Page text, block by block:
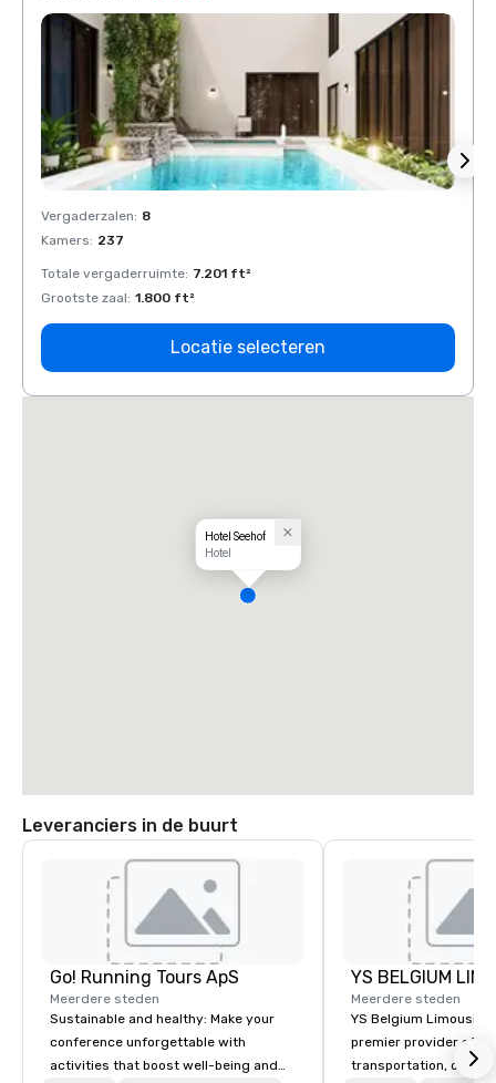
Vergaderzalen: 8
Kamers: 237
Totale vergaderruimte: 7.201 ft²
Grootste zaal: 1.800 ft²
Locatie selecteren
Hotel Seehof
Hotel
Leveranciers in de buurt
Go! Running Tours ApS
Meerdere steden
Sustainable and healthy: Make your
conference unforgettable with
activities that boost well-being and
Meerdere steden
YS Belgium
premier provider of
transportation,